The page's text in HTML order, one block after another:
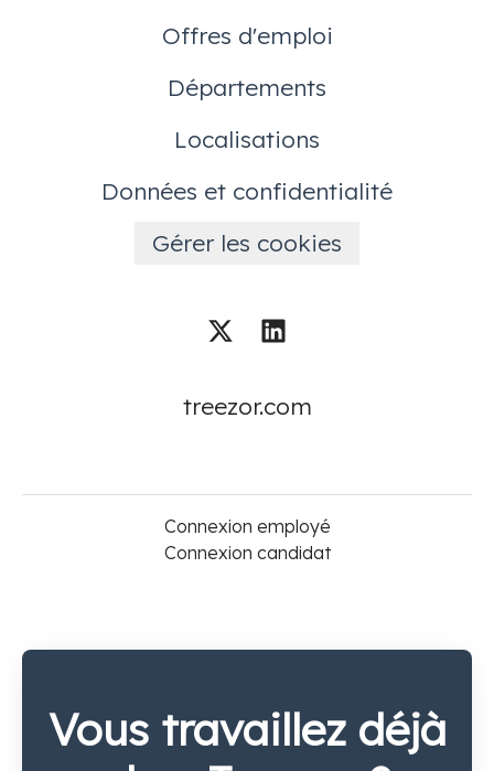
Offres d'emploi
Départements
Localisations
Données et confidentialité
Gérer les cookies
treezor.com
Connexion employé
Connexion candidat
Vous travaillez déjà